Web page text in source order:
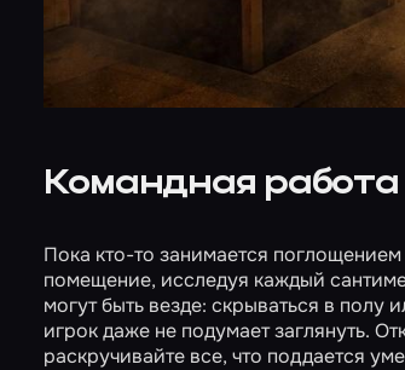
Командная
Пока кто-то занимается
помещение, исследуя каждый
могут быть везде: скрываться в полу
игрок даже не подумает заглянуть.
раскручивайте все, что поддается